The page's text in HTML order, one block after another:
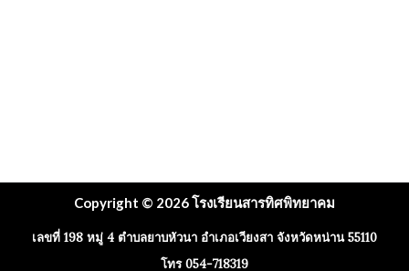
Copyright © 2026 โรงเรียนสารทิศพิทยาคม
เลขที่ 198 หมู่ 4 ตำบลยาบหัวนา อำเภอเวียงสา จังหวัดหน่าน 55110
โทร 054-718319